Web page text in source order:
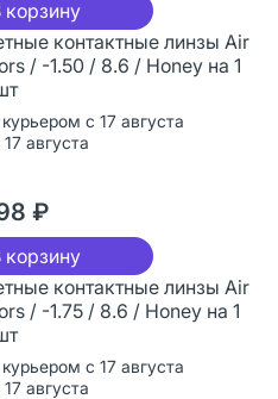
корзину
контактные линзы Air
/ -1.50 / 8.6 / Honey на 1
с 17 августа
августа
₽
корзину
контактные линзы Air
/ -1.75 / 8.6 / Honey на 1
с 17 августа
августа